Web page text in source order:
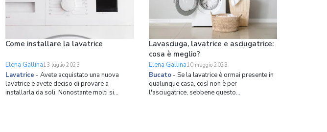
Come installare la lavatrice
Elena Gallina13 luglio 2023
Lavatrice - Avete acquistato una nuova
lavatrice e avete deciso di provare a
installarla da soli. Nonostante molti si
Lavasciuga, lavatrice e asciugatrice:
cosa è meglio?
Elena Gallina10 maggio 2023
Bucato- Se la lavatrice è ormai presente in
qualunque casa, così non è per
l'asciugatrice, sebbene questo